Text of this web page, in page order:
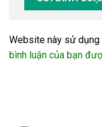
Website này sử dụng
bình luận của bạn